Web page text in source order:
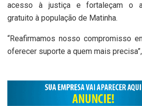
acesso à justiça e fortaleçam o
gratuito à população de Matinha.
“Reafirmamos nosso compromisso
oferecer suporte a quem mais